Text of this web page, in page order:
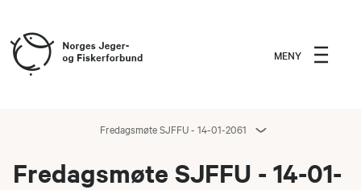
MENY
Fredagsmøte SJFFU - 14-01-2061
Fredagsmøte SJFFU - 14-01-